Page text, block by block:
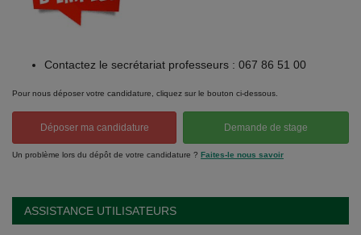
Contactez le secrétariat professeurs : 067 86 51 00
Pour nous déposer votre candidature, cliquez sur le bouton ci-dessous.
Déposer ma candidature Demande de stage
Un problème lors du dépôt de votre candidature ? Faites-le nous savoir
ASSISTANCE UTILISATEURS